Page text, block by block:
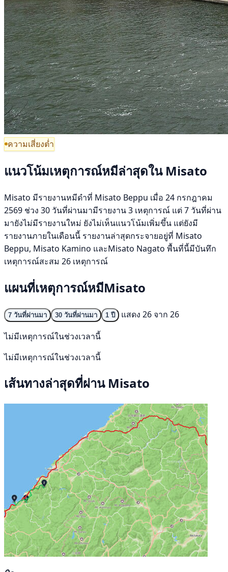
ความเสี่ยงต่ำ
แนวโน้มเหตุการณ์หมีล่าสุดใน Misato
Misato มีรายงานหมีดำที่ Misato Beppu เมื่อ 24 กรกฎาคม
2569 ช่วง 30 วันที่ผ่านมามีรายงาน 3 เหตุการณ์ แต่ 7 วันที่ผ่าน
มายังไม่มีรายงานใหม่ ยังไม่เห็นแนวโน้มเพิ่มขึ้น แต่ยังมี
รายงานภายในเดือนนี้ รายงานล่าสุดกระจายอยู่ที่ Misato
Beppu, Misato Kamino และMisato Nagato พื้นที่นี้มีบันทึก
เหตุการณ์สะสม 26 เหตุการณ์
แผนที่เหตุการณ์หมีMisato
7 วันที่ผ่านมา 30 วันที่ผ่านมา 1 ปี
แสดง 26 จาก 26
ไม่มีเหตุการณ์ในช่วงเวลานี้
ไม่มีเหตุการณ์ในช่วงเวลานี้
เส้นทางล่าสุดที่ผ่าน Misato